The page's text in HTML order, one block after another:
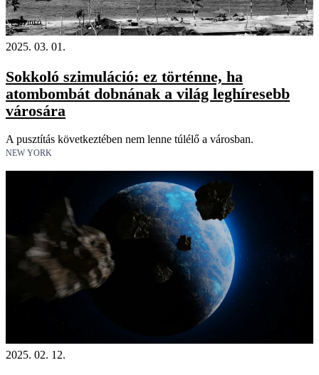
Videó
2025. 03. 01.
Sokkoló szimuláció: ez történne, ha
atombombát dobnának a világ leghíresebb
városára
A pusztítás következtében nem lenne túlélő a városban.
NEW YORK
2025. 02. 12.